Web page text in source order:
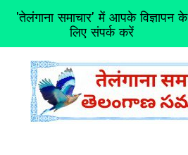
'तेलंगाना समाचार' में आपके विज्ञापन के
लिए संपर्क करें